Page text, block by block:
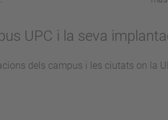
UPC i la seva